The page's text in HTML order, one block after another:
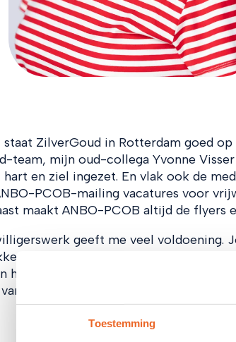
Toestemming
staat ZilverGoud in Rotterdam goed
team, mijn oud-collega Yvonne
en ziel ingezet. En vlak ook de
PCOB-mailing vacatures voor
maakt ANBO-PCOB altijd de flyers
geeft me veel voldoening.
bij Rotterdam en zijn inwoners.
het ouder worden. De ledenraad
hoe de organisatie werkt, wat er